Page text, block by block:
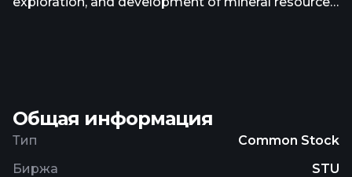
property that covers an area of 726 hectares
located in Manhattan, Nevada. The company is
Общая информация
Тип
Common Stock
Биржа
STU